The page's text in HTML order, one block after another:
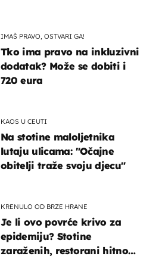
IMAŠ PRAVO, OSTVARI GA!
Tko ima pravo na inkluzivni
dodatak? Može se dobiti i
720 eura
KAOS U CEUTI
Na stotine maloljetnika
lutaju ulicama: "Očajne
obitelji traže svoju djecu"
KRENULO OD BRZE HRANE
Je li ovo povrće krivo za
epidemiju? Stotine
zaraženih, restorani hitno